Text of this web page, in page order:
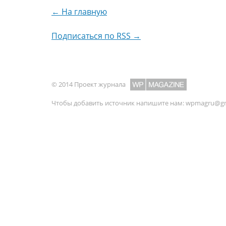
← На главную
Подписаться по RSS →
© 2014 Проект журнала
Чтобы добавить источник напишите нам: